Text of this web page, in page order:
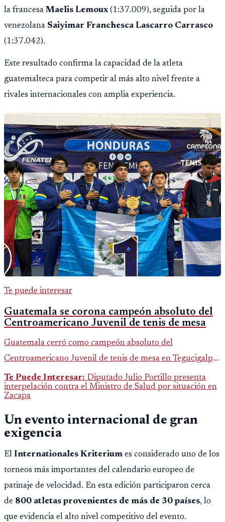
la francesa Maelis Lemoux(1:37.009), seguida por la
venezolana Saiyimar Franchesca Lascarro Carrasco
(1:37.042).
Este resultado confirma la capacidad de la atleta
guatemalteca para competir al más alto nivel frente a
rivales internacionales con amplia experiencia.
Te puede interesar
Guatemala se corona campeón absoluto del
Centroamericano Juvenil de tenis de mesa
Guatemala cerró como campeón absoluto del
Centroamericano Juvenil de tenis de mesa en Tegucigalpa
con 6 oros, 2 platas y 9 bronces, según la cobertura oficial
difundida por CDAG.
Te Puede Interesar: Diputado Julio Portillo presenta
interpelación contra el Ministro de Salud por situación en
Zacapa
Un evento internacional de gran
exigencia
El Internationales Kriterium es considerado uno de los
torneos más importantes del calendario europeo de
patinaje de velocidad. En esta edición participaron cerca
de 800 atletas provenientes de más de 30 países, lo
que evidencia el alto nivel competitivo del evento.